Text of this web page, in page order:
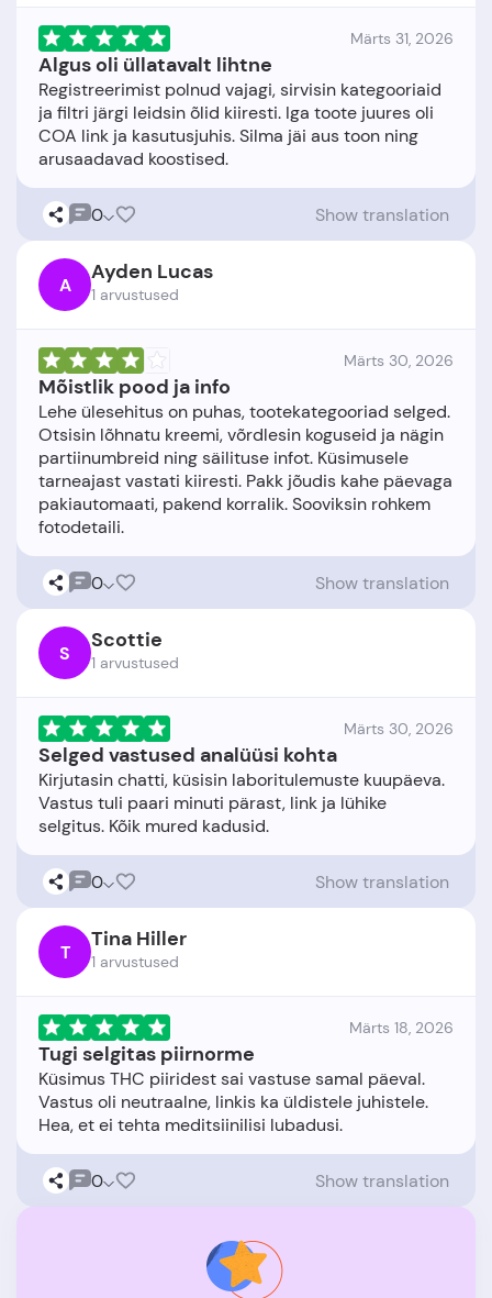
Märts 31, 2026
Algus oli üllatavalt lihtne
Registreerimist polnud vajagi, sirvisin kategooriaid
ja filtri järgi leidsin õlid kiiresti. Iga toote juures oli
COA link ja kasutusjuhis. Silma jäi aus toon ning
0 Show translation
A Ayden Lucas
1 arvustused
Märts 30, 2026
Mõistlik pood ja info
Lehe ülesehitus on puhas, tootekategooriad selged.
Otsisin lõhnatu kreemi, võrdlesin koguseid ja nägin
partiinumbreid ning säilituse infot. Küsimusele
tarneajast vastati kiiresti. Pakk jõudis kahe päevaga
pakiautomaati, pakend korralik. Sooviksin rohkem
0 Show translation
S Scottie
1 arvustused
Märts 30, 2026
Selged vastused analüüsi kohta
Kirjutasin chatti, küsisin laboritulemuste kuupäeva.
Vastus tuli paari minuti pärast, link ja lühike
0 Show translation
T Tina Hiller
1 arvustused
Märts 18, 2026
Tugi selgitas piirnorme
Küsimus THC piiridest sai vastuse samal päeval.
Vastus oli neutraalne, linkis ka üldistele juhistele.
0 Show translation